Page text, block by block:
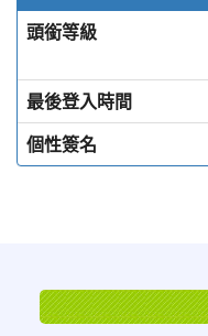
頭銜等級
最後登入時間
個性簽名